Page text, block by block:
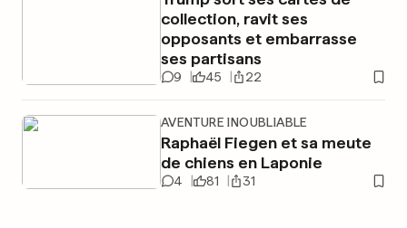
collection, ravit ses
opposants et embarrasse
ses partisans
9 45 22
AVENTURE INOUBLIABLE
Raphaël Fiegen et sa meute
de chiens en Laponie
4 81 31